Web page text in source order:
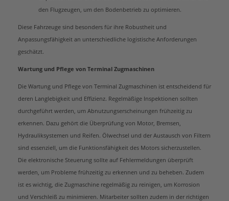
den Flugzeugen, um den Bodenbetrieb zu optimieren.
Diese Fahrzeuge sind besonders für ihre Robustheit und
Anpassungsfähigkeit an unterschiedliche logistische Anforderungen
geschätzt.
Wartung und Pflege von Terminal Zugmaschinen
Die Wartung und Pflege von Terminal Zugmaschinen ist entscheidend für
deren Langlebigkeit und Effizienz. Regelmäßige Inspektionen sollten
durchgeführt werden, um Abnutzungserscheinungen frühzeitig zu
erkennen. Dazu gehört die Überprüfung von Motor, Bremsen,
Hydrauliksystemen und Reifen. Ölwechsel und der Austausch von Filtern
sind essenziell, um die Funktionsfähigkeit des Motors sicherzustellen.
Die elektronische Steuerung sollte auf Fehlermeldungen überprüft
werden, um Probleme frühzeitig zu erkennen und zu beheben. Zudem
ist es wichtig, die Zugmaschine regelmäßig zu reinigen, um Korrosion
und Verschleiß zu minimieren. Mitarbeiter sollten zudem in der richtigen